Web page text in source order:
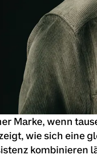
Marke, wenn
wie sich eine
kombinieren